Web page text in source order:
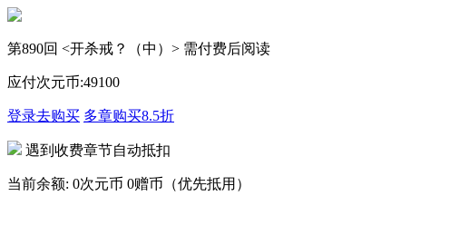
第890回 <开杀戒？（中）> 需付费后阅读
应付次元币:49100
登录去购买 多章购买8.5折
遇到收费章节自动抵扣
当前余额: 0次元币 0赠币（优先抵用）